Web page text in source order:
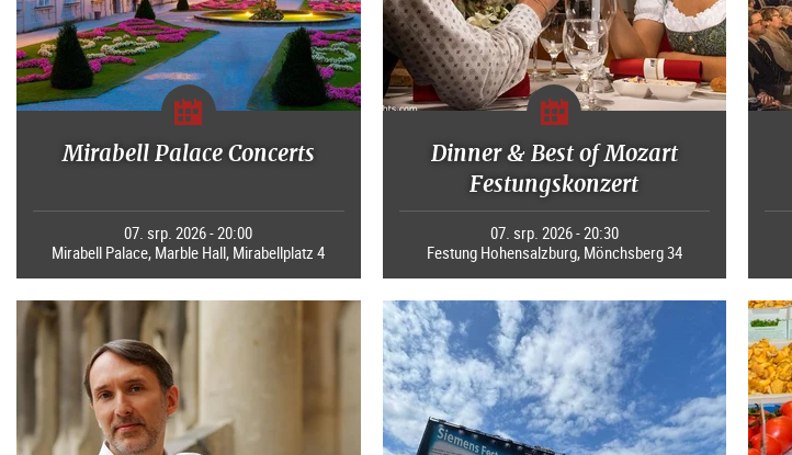
Mirabell Palace Concerts
07. srp. 2026 - 20:00
Mirabell Palace, Marble Hall, Mirabellplatz 4
Dinner & Best of Mozart
Festungskonzert
07. srp. 2026 - 20:30
Festung Hohensalzburg, Mönchsberg 34